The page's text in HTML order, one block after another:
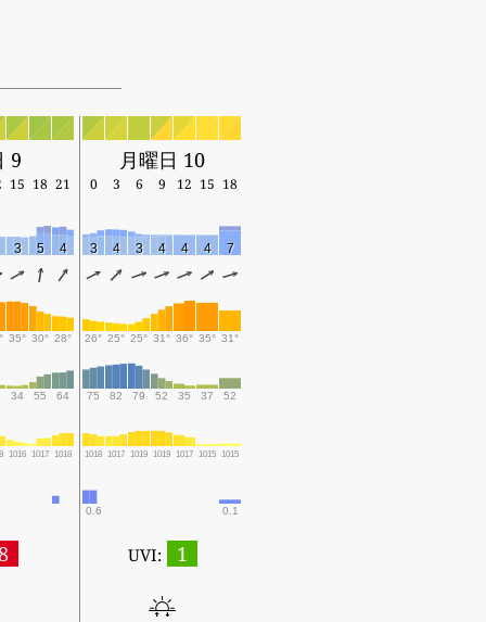
9 月曜日 10
15 18 21 0 3 6 9 12 15 18
3 5 4 3 4 3 4 4 4 7
35° 30° 28° 26° 25° 25° 31° 36° 35° 31°
34 55 64 75 82 79 52 35 37 52
1016 1017 1018 1018 1017 1019 1019 1017 1015 1015
0.6 0.1
UVI: 1